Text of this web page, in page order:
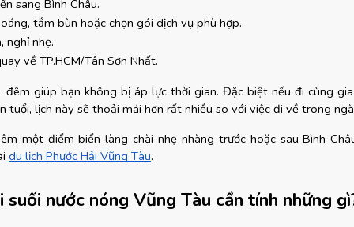
sang Bình Châu.
tắm bùn hoặc chọn gói dịch vụ phù hợp.
nghỉ nhẹ.
về TP.HCM/Tân Sơn Nhất.
đêm giúp bạn không bị áp lực thời gian. Đặc biệt nếu đi cùng
tuổi, lịch này sẽ thoải mái hơn rất nhiều so với việc đi về trong
một điểm biển làng chài nhẹ nhàng trước hoặc sau Bình
du lịch Phước Hải Vũng Tàu.
suối nước nóng Vũng Tàu cần tính những